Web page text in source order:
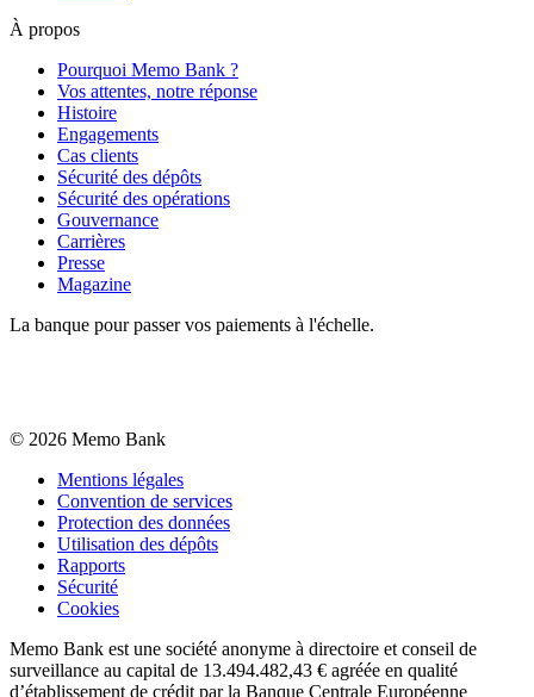
À propos
Pourquoi Memo Bank ?
Vos attentes, notre réponse
Histoire
Engagements
Cas clients
Sécurité des dépôts
Sécurité des opérations
Gouvernance
Carrières
Presse
Magazine
La banque pour passer vos paiements à l'échelle.
© 2026 Memo Bank
Mentions légales
Convention de services
Protection des données
Utilisation des dépôts
Rapports
Sécurité
Cookies
Memo Bank est une société anonyme à directoire et conseil de
surveillance au capital de 13.494.482,43 € agréée en qualité
d’établissement de crédit par la Banque Centrale Européenne